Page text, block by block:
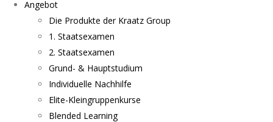
Angebot
Die Produkte der Kraatz Group
1. Staatsexamen
2. Staatsexamen
Grund- & Hauptstudium
Individuelle Nachhilfe
Elite-Kleingruppenkurse
Blended Learning